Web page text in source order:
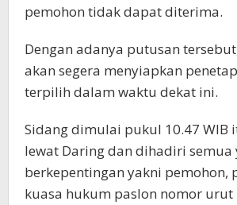
pemohon tidak dapat diterima.
Dengan adanya putusan
akan segera menyiapkan
terpilih dalam waktu dekat ini.
Sidang dimulai pukul 10.47 WIB
lewat Daring dan dihadiri semua
berkepentingan yakni pemohon,
kuasa hukum paslon nomor urut